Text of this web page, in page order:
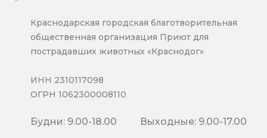
Краснодарская городская благотворительная
общественная организация Приют для
пострадавших животных «Краснодог»
ИНН 2310117098
ОГРН 1062300008110
Будни: 9.00-18.00 Выходные: 9.00-17.00